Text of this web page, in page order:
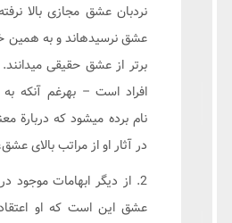
نردبان عشق مجازی بالا
عشق نرسیدهاند و به همین
برتر از عشق حقیقی میدانند.
افراد است – بهرغم آنکه به
نام برده میشود که دربارة
در آثار او از مراتب بالای
2. از دیگر ابهامات موجود در
عشق این است که او